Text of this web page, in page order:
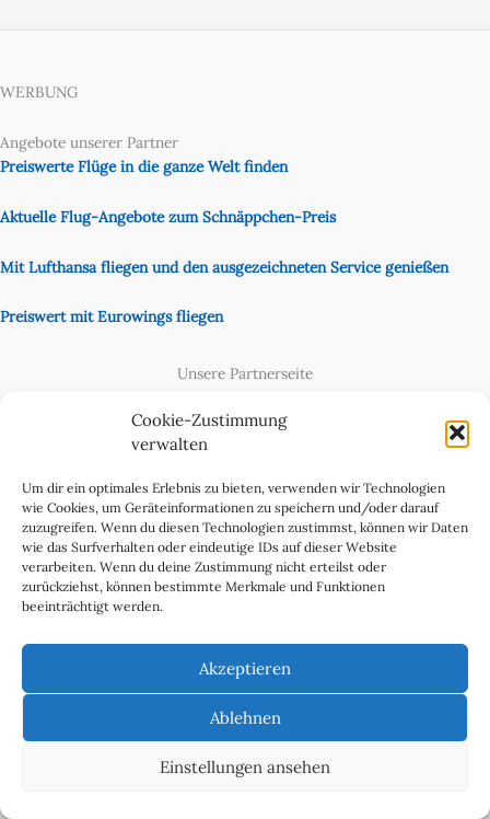
Cookie-Zustimmung
verwalten
Um dir ein optimales Erlebnis zu bieten, verwenden wir Technologien
wie Cookies, um Geräteinformationen zu speichern und/oder darauf
zuzugreifen. Wenn du diesen Technologien zustimmst, können wir Daten
wie das Surfverhalten oder eindeutige IDs auf dieser Website
verarbeiten. Wenn du deine Zustimmung nicht erteilst oder
zurückziehst, können bestimmte Merkmale und Funktionen
beeinträchtigt werden.
Akzeptieren
Ablehnen
Einstellungen ansehen
WERBUNG
Angebote unserer Partner
Preiswerte Flüge in die ganze Welt finden
Aktuelle Flug-Angebote zum Schnäppchen-Preis
Mit Lufthansa fliegen und den ausgezeichneten Service genießen
Preiswert mit Eurowings fliegen
Unsere Partnerseite
Cookie-Richtlinie (EU)
Datenschutzerklärung
Impressum & Kontakt
Über uns
Werben Sie in WeltReisender Magazin
Copyright 2011 - 2025 Ingo Paszkowsky